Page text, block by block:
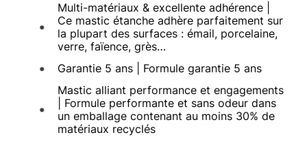
Multi-matériaux & excellente adhérence |
Ce mastic étanche adhère parfaitement sur
la plupart des surfaces : émail, porcelaine,
verre, faïence, grès…
Garantie 5 ans | Formule garantie 5 ans
Mastic alliant performance et engagements
| Formule performante et sans odeur dans
un emballage contenant au moins 30% de
matériaux recyclés